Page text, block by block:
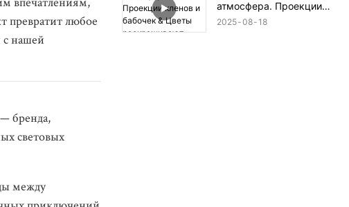
превратит любое
с нашей
бренда,
световых
между
атмосфера. Проекции
кленов и бабочек &
2025 08 18